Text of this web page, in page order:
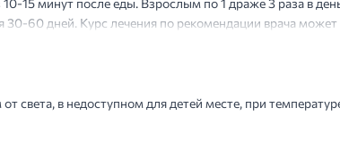
15 минут после еды. Взрослым по 1 драже 3 раза в
30-60 дней. Курс лечения по рекомендации врача
света, в недоступном для детей месте, при